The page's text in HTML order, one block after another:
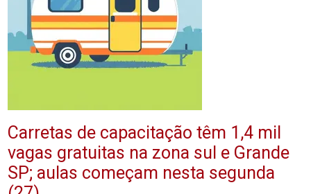
Carretas de capacitação têm 1,4 mil
vagas gratuitas na zona sul e Grande
SP; aulas começam nesta segunda